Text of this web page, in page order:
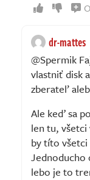
dr-mattes
@Spermik
vlastniť disk
zberateľ
Ale keď sa
len tu, všetci
by títo všetci
Jednoducho
lebo je to